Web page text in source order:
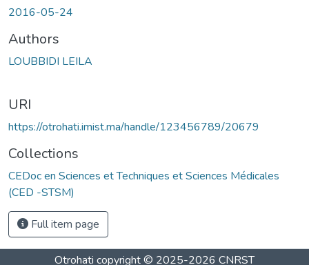
2016-05-24
Authors
LOUBBIDI LEILA
URI
https://otrohati.imist.ma/handle/123456789/20679
Collections
CEDoc en Sciences et Techniques et Sciences Médicales
(CED -STSM)
Full item page
Otrohati copyright © 2025-2026 CNRST